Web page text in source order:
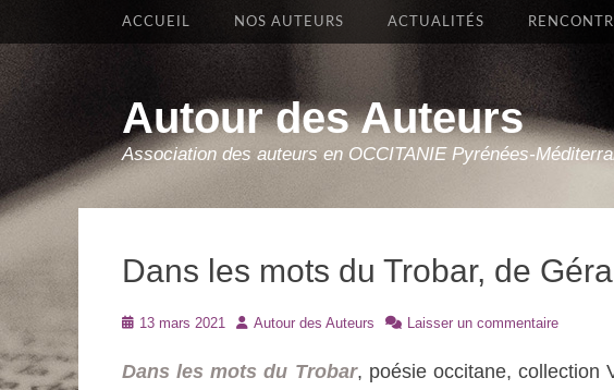
Autour des Auteurs
Association des auteurs en OCCITANIE Pyrénées-
Premier Menu
Aller
ACCUEIL NOS AUTEURS ACTUALITÉS
Dans les mots du Trobar, de
Posté13 mars 2021 Auteur
Autour des Auteurs Laisser un commentaire
Dans les mots du Trobar, poésie occitane, collection